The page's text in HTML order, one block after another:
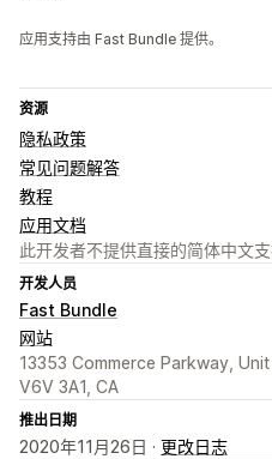
应用支持由 Fast Bundle 提供。
资源
隐私政策
常见问题解答
教程
应用文档
此开发者不提供直接的简体中文支
开发人员
Fast Bundle
网站
13353 Commerce Parkway,
V6V 3A1, CA
推出日期
2020年11月26日 · 更改日志